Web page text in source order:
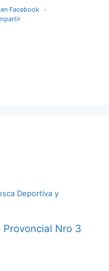
en Facebook
·
Deportiva y